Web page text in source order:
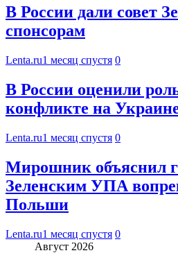
В России дали совет
спонсорам
Lenta.ru1 месяц спустя 0
В России оценили
конфликте на
Lenta.ru1 месяц спустя 0
Мирошник объяснил
Зеленским УПА
Польши
Lenta.ru1 месяц спустя 0
Август 2026